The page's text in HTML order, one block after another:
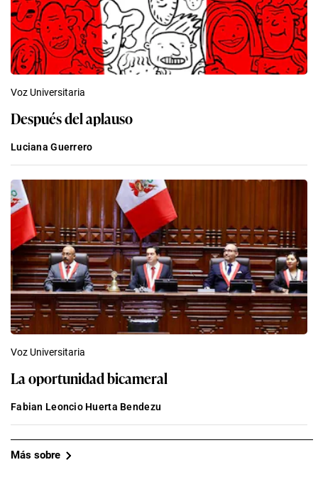
Voz Universitaria
Después del aplauso
Luciana Guerrero
Voz Universitaria
La oportunidad bicameral
Fabian Leoncio Huerta Bendezu
Más sobre